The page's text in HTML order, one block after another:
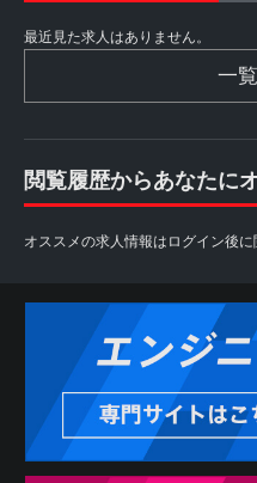
最近見た求人はありません。
一
閲覧履歴からあなたに
オススメの求人情報はログイン後